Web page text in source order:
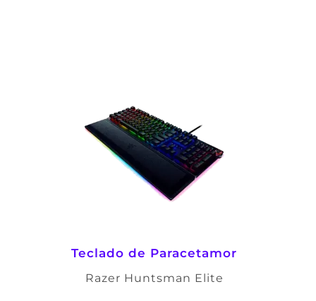
Teclado de Paracetamor
Razer Huntsman Elite